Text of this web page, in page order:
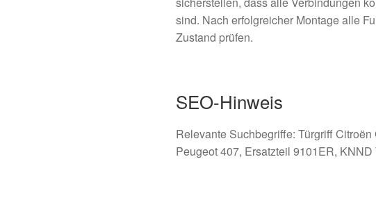
sind. Nach erfolgreicher Montage alle
Zustand prüfen.
SEO-Hinweis
Relevante Suchbegriffe: Türgriff
Peugeot 407, Ersatzteil 9101ER,